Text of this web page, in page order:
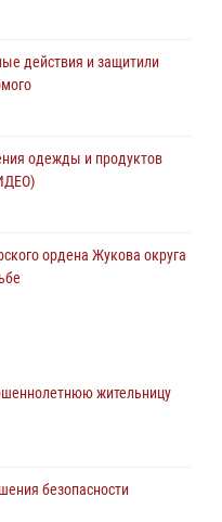
действия и защитили
одежды и продуктов
ордена Жукова округа
устроившего
причинившего побои
жительницу
безопасности